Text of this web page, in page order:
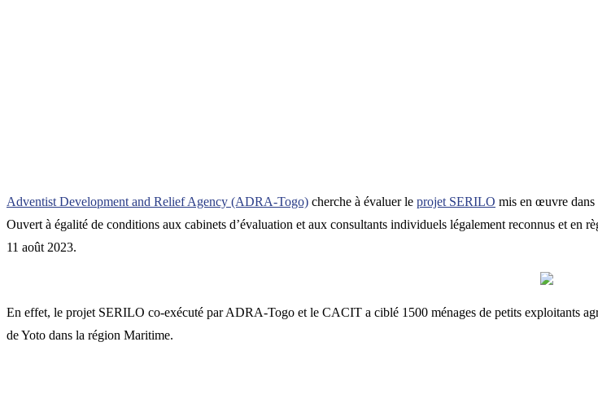
Adventist Development and Relief Agency (ADRA-Togo) cherche à évaluer le projet SERILO mis en œuvre dans
Ouvert à égalité de conditions aux cabinets d’évaluation et aux consultants individuels légalement reconnus et en
11 août 2023.
En effet, le projet SERILO co-exécuté par ADRA-Togo et le CACIT a ciblé 1500 ménages de petits exploitants
de Yoto dans la région Maritime.